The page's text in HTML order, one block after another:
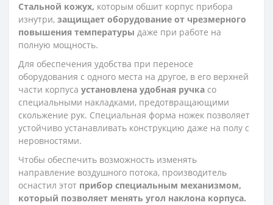
Стальной кожух, которым обшит корпус прибора
изнутри, защищает оборудование от чрезмерного
повышения температуры даже при работе на
полную мощность.
Для обеспечения удобства при переносе
оборудования с одного места на другое, в его верхней
части корпуса установлена удобная ручка со
специальными накладками, предотвращающими
скольжение рук. Специальная форма ножек позволяет
устойчиво устанавливать конструкцию даже на полу с
неровностями.
Чтобы обеспечить возможность изменять
направление воздушного потока, производитель
оснастил этот прибор специальным механизмом,
который позволяет менять угол наклона корпуса.